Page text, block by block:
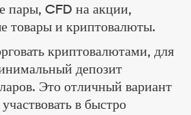
пары, CFD на акции,
товары и криптовалюты.
криптовалютами, для
депозит
Это отличный вариант
в быстро